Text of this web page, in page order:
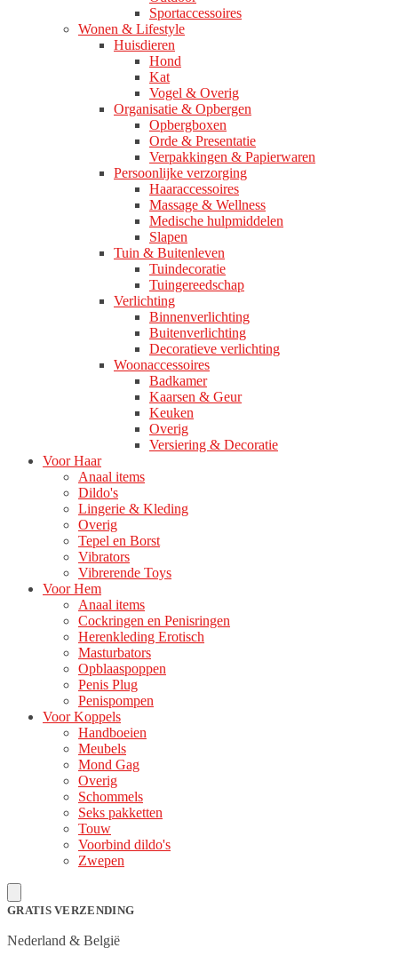
Sportaccessoires
Wonen & Lifestyle
Huisdieren
Hond
Kat
Vogel & Overig
Organisatie & Opbergen
Opbergboxen
Orde & Presentatie
Verpakkingen & Papierwaren
Persoonlijke verzorging
Haaraccessoires
Massage & Wellness
Medische hulpmiddelen
Slapen
Tuin & Buitenleven
Tuindecoratie
Tuingereedschap
Verlichting
Binnenverlichting
Buitenverlichting
Decoratieve verlichting
Woonaccessoires
Badkamer
Kaarsen & Geur
Keuken
Overig
Versiering & Decoratie
Voor Haar
Anaal items
Dildo's
Lingerie & Kleding
Overig
Tepel en Borst
Vibrators
Vibrerende Toys
Voor Hem
Anaal items
Cockringen en Penisringen
Herenkleding Erotisch
Masturbators
Opblaaspoppen
Penis Plug
Penispompen
Voor Koppels
Handboeien
Meubels
Mond Gag
Overig
Schommels
Seks pakketten
Touw
Voorbind dildo's
Zwepen
GRATIS VERZENDING
Nederland & België